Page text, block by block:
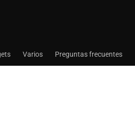
Varios Preguntas frecuentes